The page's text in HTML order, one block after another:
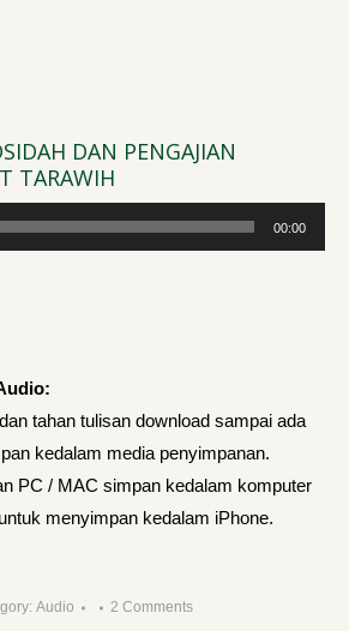
DAN PENGAJIAN
TARAWIH
00:00
tahan tulisan download sampai ada
kedalam media penyimpanan.
PC / MAC simpan kedalam komputer
menyimpan kedalam iPhone.
Audio 2 Comments